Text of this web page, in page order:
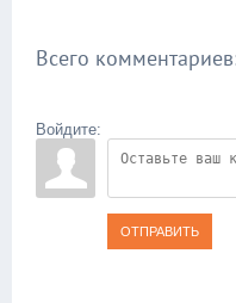
Всего комментариев
Войдите:
ОТПРАВИТЬ